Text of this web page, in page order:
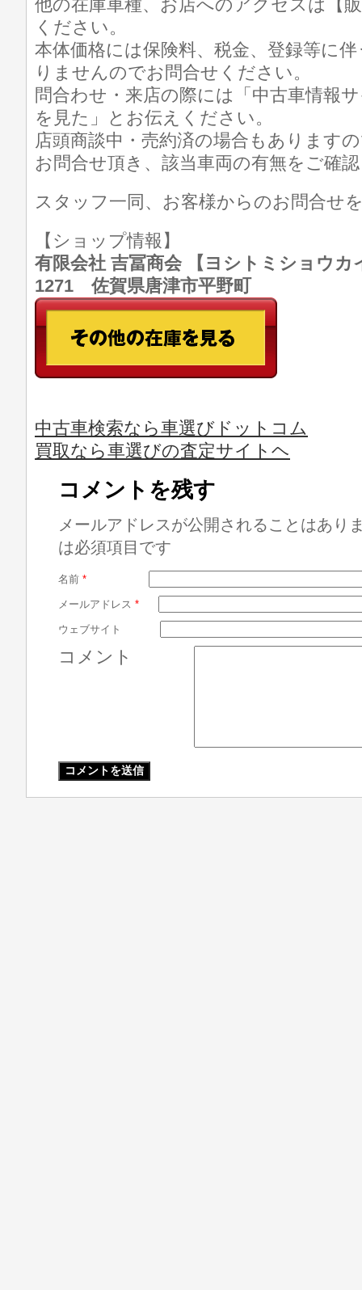
他の在庫車種、お店へのアクセスは【
ください。
本体価格には保険料、税金、登録等に
りませんのでお問合せください。
問合わせ・来店の際には「中古車情報
を見た」とお伝えください。
店頭商談中・売約済の場合もあります
お問合せ頂き、該当車両の有無をご確
スタッフ一同、お客様からのお問合せ
【ショップ情報】
有限会社 吉冨商会 【ヨシトミショウ
1271 佐賀県唐津市平野町
中古車検索なら車選びドットコム
買取なら車選びの査定サイトヘ
コメントを残す
メールアドレスが公開されることはあり
は必須項目です
名前 *
メールアドレス *
ウェブサイト
コメント